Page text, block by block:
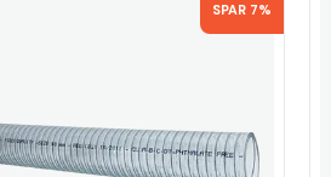
SPAR 7%